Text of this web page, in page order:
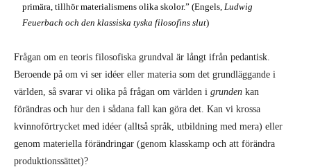
primära, tillhör materialismens olika skolor.” (Engels, Ludwig
Feuerbach och den klassiska tyska filosofins slut)
Frågan om en teoris filosofiska grundval är långt ifrån pedantisk.
Beroende på om vi ser idéer eller materia som det grundläggande i
världen, så svarar vi olika på frågan om världen i grunden kan
förändras och hur den i sådana fall kan göra det. Kan vi krossa
kvinnoförtrycket med idéer (alltså språk, utbildning med mera) eller
genom materiella förändringar (genom klasskamp och att förändra
produktionssättet)?